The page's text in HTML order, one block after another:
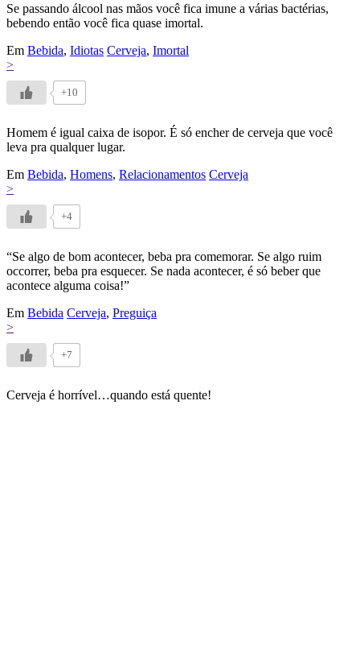
Se passando álcool nas mãos você fica imune a várias bactérias,
bebendo então você fica quase imortal.
Em Bebida, Idiotas Cerveja, Imortal
>
+10
Homem é igual caixa de isopor. É só encher de cerveja que você
leva pra qualquer lugar.
Em Bebida, Homens, Relacionamentos Cerveja
>
+4
“Se algo de bom acontecer, beba pra comemorar. Se algo ruim
occorrer, beba pra esquecer. Se nada acontecer, é só beber que
acontece alguma coisa!”
Em Bebida Cerveja, Preguiça
>
+7
Cerveja é horrível…quando está quente!